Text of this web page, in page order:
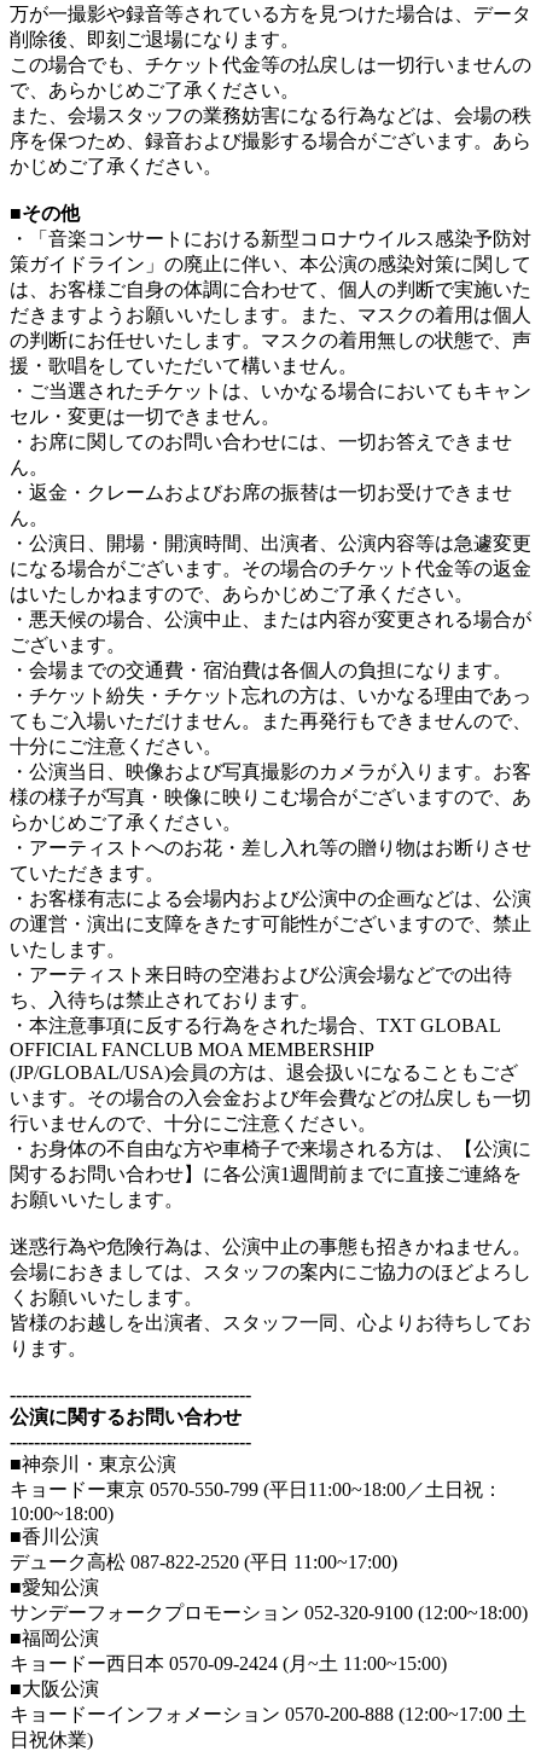
万が一撮影や録音等されている方を見つけた場合は、データ
削除後、即刻ご退場になります。
この場合でも、チケット代金等の払戻しは一切行いませんの
で、あらかじめご了承ください。
また、会場スタッフの業務妨害になる行為などは、会場の秩
序を保つため、録音および撮影する場合がございます。あら
かじめご了承ください。
■その他
・「音楽コンサートにおける新型コロナウイルス感染予防対
策ガイドライン」の廃止に伴い、本公演の感染対策に関して
は、お客様ご自身の体調に合わせて、個人の判断で実施いた
だきますようお願いいたします。また、マスクの着用は個人
の判断にお任せいたします。マスクの着用無しの状態で、声
援・歌唱をしていただいて構いません。
・ご当選されたチケットは、いかなる場合においてもキャン
セル・変更は一切できません。
・お席に関してのお問い合わせには、一切お答えできませ
ん。
・返金・クレームおよびお席の振替は一切お受けできませ
ん。
・公演日、開場・開演時間、出演者、公演内容等は急遽変更
になる場合がございます。その場合のチケット代金等の返金
はいたしかねますので、あらかじめご了承ください。
・悪天候の場合、公演中止、または内容が変更される場合が
ございます。
・会場までの交通費・宿泊費は各個人の負担になります。
・チケット紛失・チケット忘れの方は、いかなる理由であっ
てもご入場いただけません。また再発行もできませんので、
十分にご注意ください。
・公演当日、映像および写真撮影のカメラが入ります。お客
様の様子が写真・映像に映りこむ場合がございますので、あ
らかじめご了承ください。
・アーティストへのお花・差し入れ等の贈り物はお断りさせ
ていただきます。
・お客様有志による会場内および公演中の企画などは、公演
の運営・演出に支障をきたす可能性がございますので、禁止
いたします。
・アーティスト来日時の空港および公演会場などでの出待
ち、入待ちは禁止されております。
・本注意事項に反する行為をされた場合、TXT GLOBAL
OFFICIAL FANCLUB MOA MEMBERSHIP
(JP/GLOBAL/USA)会員の方は、退会扱いになることもござ
います。その場合の入会金および年会費などの払戻しも一切
行いませんので、十分にご注意ください。
・お身体の不自由な方や車椅子で来場される方は、【公演に
関するお問い合わせ】に各公演1週間前までに直接ご連絡を
お願いいたします。
迷惑行為や危険行為は、公演中止の事態も招きかねません。
会場におきましては、スタッフの案内にご協力のほどよろし
くお願いいたします。
皆様のお越しを出演者、スタッフ一同、心よりお待ちしてお
ります。
----------------------------------------
公演に関するお問い合わせ
----------------------------------------
■神奈川・東京公演
キョードー東京 0570-550-799 (平日11:00~18:00／土日祝：
10:00~18:00)
■香川公演
デューク高松 087-822-2520 (平日 11:00~17:00)
■愛知公演
サンデーフォークプロモーション 052-320-9100 (12:00~18:00)
■福岡公演
キョードー西日本 0570-09-2424 (月~土 11:00~15:00)
■大阪公演
キョードーインフォメーション 0570-200-888 (12:00~17:00 土
日祝休業)